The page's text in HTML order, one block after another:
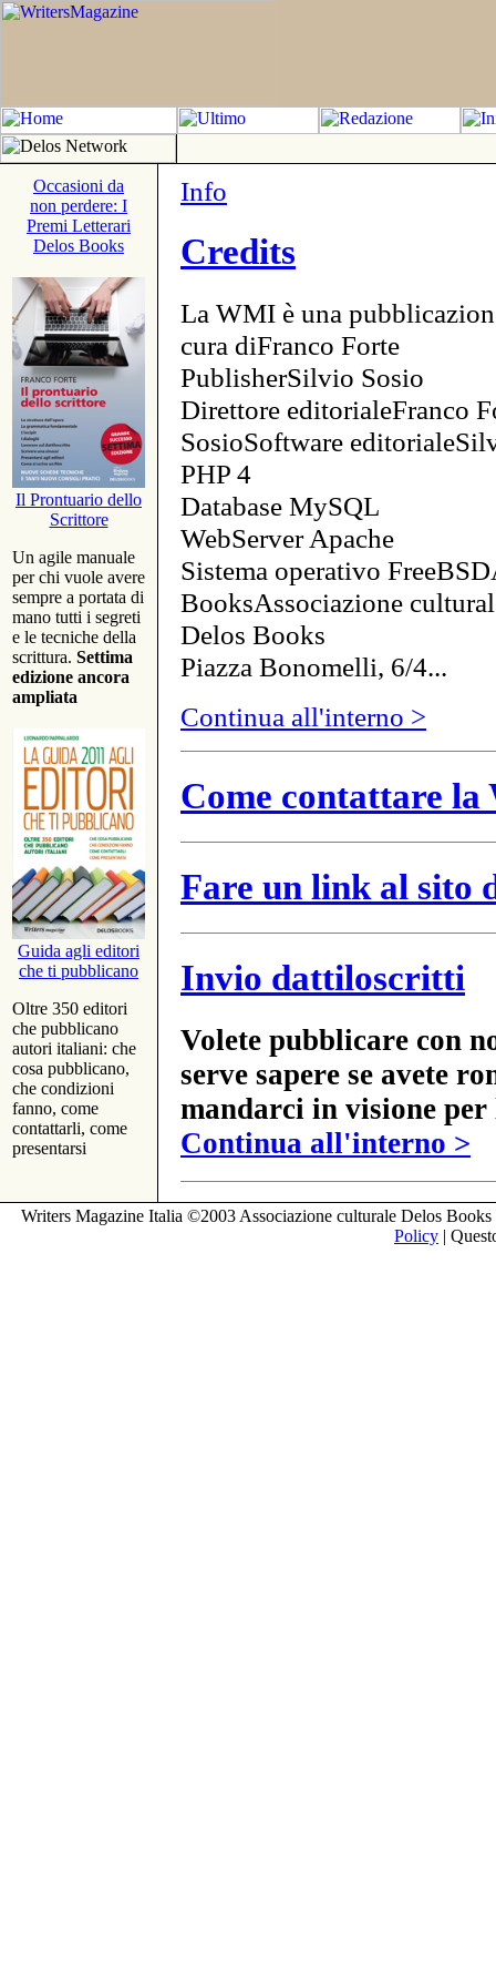
Occasioni da
non perdere: I
Premi Letterari
Delos Books
Il Prontuario dello
Scrittore
Un agile manuale
per chi vuole avere
sempre a portata di
mano tutti i segreti
e le tecniche della
scrittura. Settima
edizione ancora
ampliata
Guida agli editori
che ti pubblicano
Oltre 350 editori
che pubblicano
autori italiani: che
cosa pubblicano,
che condizioni
fanno, come
contattarli, come
presentarsi
Info
Credits
La WMI è una
cura diFranco Forte
PublisherSilvio Sosio
Direttore editorialeFranco
SosioSoftware
PHP 4
Database MySQL
WebServer Apache
Sistema operativo
BooksAssociazione
Delos Books
Piazza Bonomelli, 6/4...
Continua all'interno >
Come contattare
Fare un link al sito
Invio dattiloscritti
Volete pubblicare con
serve sapere se avete
mandarci in visione
Continua all'interno >
Writers Magazine Italia ©2003 Associazione culturale Delos
Policy |